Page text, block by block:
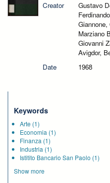
Creator
Gustavo
Marziano
Giovanni
Avigdor,
Date
1968
Keywords
Arte (1)
Economia (1)
Finanza (1)
Industria (1)
Istitito Bancario San Paolo (1)
Show more